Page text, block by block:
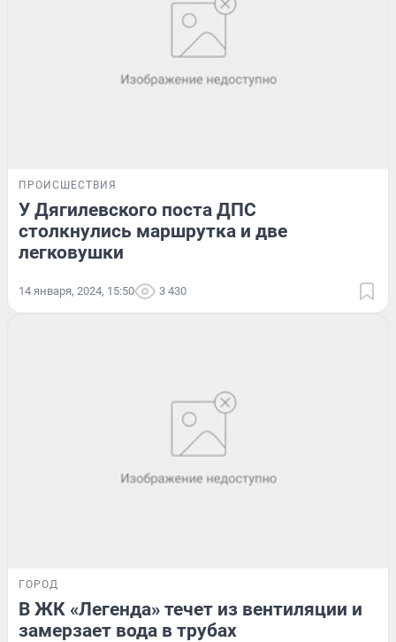
ПРОИСШЕСТВИЯ
У Дягилевского поста ДПС
столкнулись маршрутка и две
легковушки
14 января, 2024, 15:50 3 430
ГОРОД
В ЖК «Легенда» течет из вентиляции и
замерзает вода в трубах